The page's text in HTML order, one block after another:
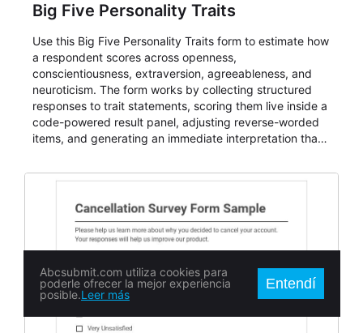
Big Five Personality Traits
Use this Big Five Personality Traits form to estimate how
a respondent scores across openness,
conscientiousness, extraversion, agreeableness, and
neuroticism. The form works by collecting structured
responses to trait statements, scoring them live inside a
code-powered result panel, adjusting reverse-worded
items, and generating an immediate interpretation that
reflection, hiring discussions, and personality debrief
Abcsubmit.com utiliza cookies para
poderle ofrecer la mejor experiencia
posible.Leer más
Entendí